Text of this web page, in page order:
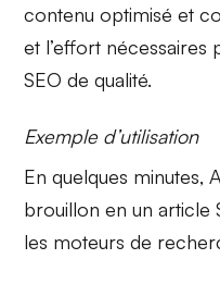
contenu optimisé et
et l’effort
SEO de qualité.
Exemple d’utilisation
En quelques minutes,
brouillon en unarticle
les moteurs de